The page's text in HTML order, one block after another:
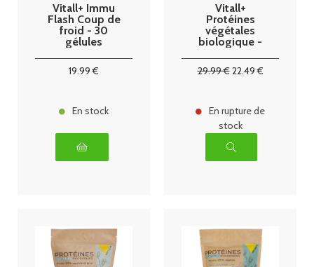
Vitall+ Immu
Flash Coup de
froid - 30
gélules
19.99 €
En stock
Vitall+
Protéines
végétales
biologique -
29.99€22.49€
En rupture de
stock